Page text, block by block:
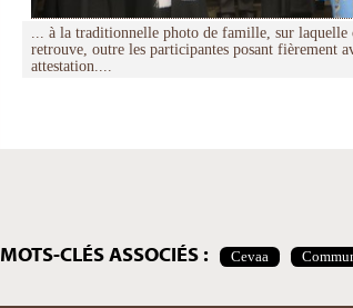
... à la traditionnelle photo de famille, sur laquelle
retrouve, outre les participantes posant fièrement
attestation....
MOTS-CLÉS ASSOCIÉS : Cevaa